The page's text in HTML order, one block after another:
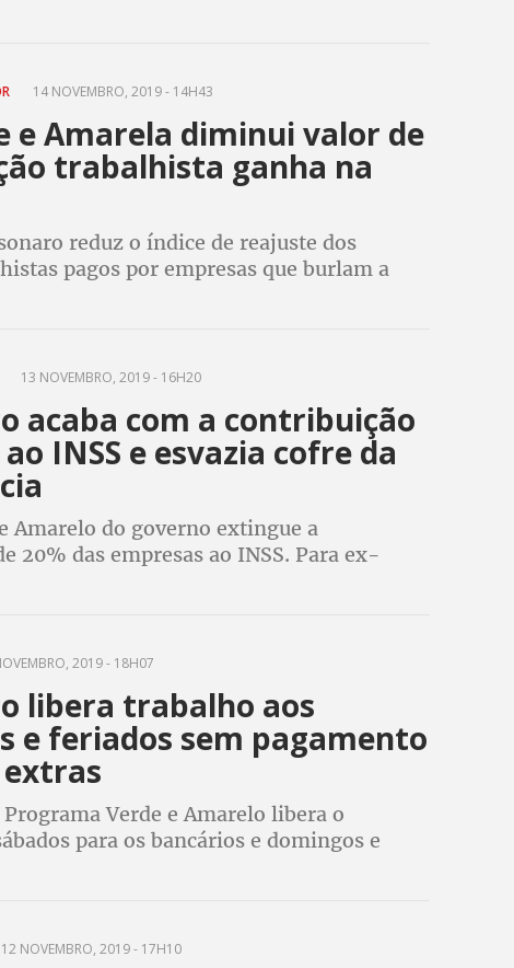
14 NOVEMBRO, 2019 - 14H43
e Amarela diminui valor de
trabalhista ganha na
reduz o índice de reajuste dos
pagos por empresas que burlam a
13 NOVEMBRO, 2019 - 16H20
acaba com a contribuição
INSS e esvazia cofre da
Amarelo do governo extingue a
20% das empresas ao INSS. Para ex-
2019 - 18H07
libera trabalho aos
e feriados sem pagamento
Verde e Amarelo libera o
para os bancários e domingos e
12 NOVEMBRO, 2019 - 17H10